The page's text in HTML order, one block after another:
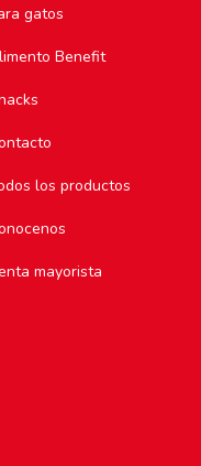
gatos
Benefit
los productos
mayorista